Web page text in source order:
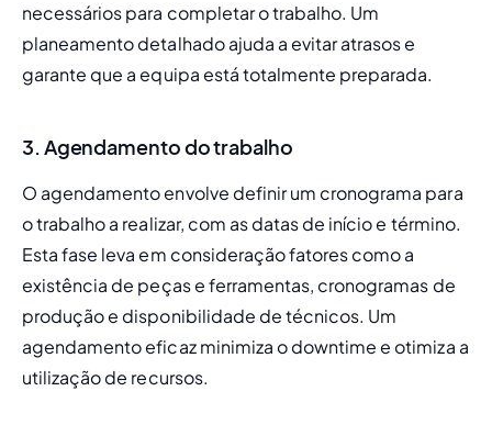
necessários para completar o trabalho. Um
planeamento detalhado ajuda a evitar atrasos e
garante que a equipa está totalmente preparada.
3. Agendamento do trabalho
O agendamento envolve definir um cronograma para
o trabalho a realizar, com as datas de início e término.
Esta fase leva em consideração fatores como a
existência de peças e ferramentas, cronogramas de
produção e disponibilidade de técnicos. Um
agendamento eficaz minimiza o downtime e otimiza a
utilização de recursos.